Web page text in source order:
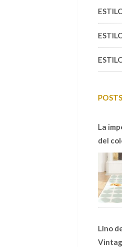
La
del
Lino